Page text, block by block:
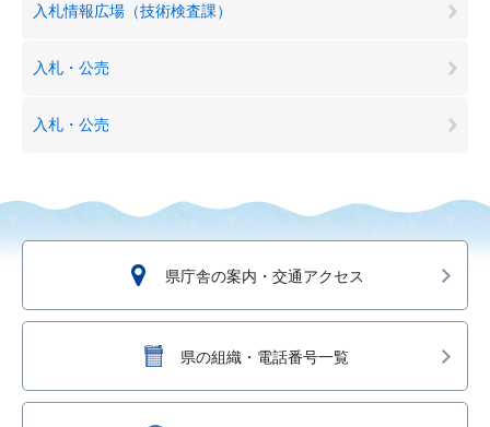
入札情報広場（技術検査課）
入札・公売
入札・公売
県庁舎の案内・交通アクセス
県の組織・電話番号一覧